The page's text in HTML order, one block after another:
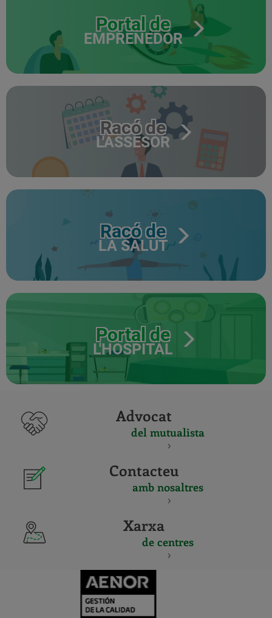
Portal de
EMPRENEDOR
Racó de
L'ASSESOR
Racó de
LA SALUT
Portal de
L'HOSPITAL
Advocat
del mutualista
Contacteu
amb nosaltres
Xarxa
de centres
Y